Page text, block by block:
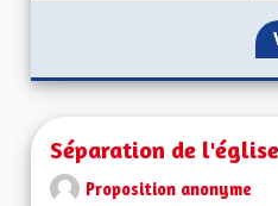
Séparation de
Proposition anonyme